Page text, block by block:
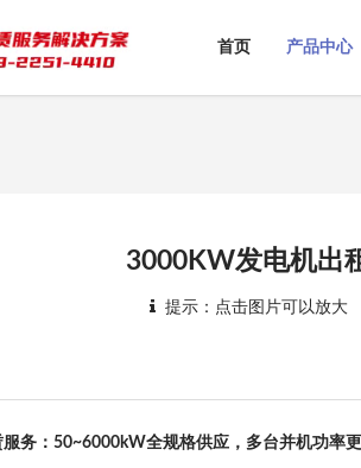
首页 产品中心
3000KW发电机出
提示：点击图片可以放大
务：50~6000kW全规格供应，多台并机功率